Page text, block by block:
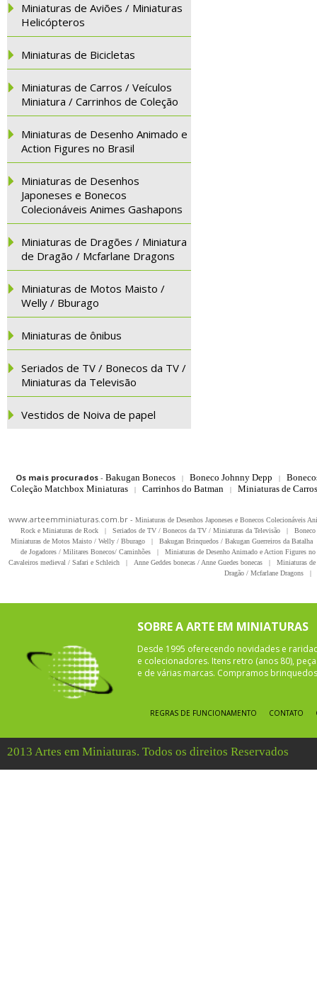
Miniaturas de Aviões / Miniaturas
Helicópteros
Miniaturas de Bicicletas
Miniaturas de Carros / Veículos
Miniatura / Carrinhos de Coleção
Miniaturas de Desenho Animado e
Action Figures no Brasil
Miniaturas de Desenhos
Japoneses e Bonecos
Colecionáveis Animes Gashapons
Miniaturas de Dragões / Miniatura
de Dragão / Mcfarlane Dragons
Miniaturas de Motos Maisto /
Welly / Bburago
Miniaturas de ônibus
Seriados de TV / Bonecos da TV /
Miniaturas da Televisão
Vestidos de Noiva de papel
Os mais procurados- Bakugan Bonecos | Boneco Johnny Depp |
Coleção Matchbox Miniaturas
| Carrinhos do Batman | Miniaturas de
www.arteemminiaturas.com.br - Miniaturas de Desenhos Japoneses e Bonecos Colecionáveis
Rock e Miniaturas de Rock
| Seriados de TV / Bonecos da TV / Miniaturas da Televisão |
Miniaturas de Motos Maisto / Welly / Bburago
| Bakugan Brinquedos / Bakugan Guerreiros da Batalha
de Jogadores / Militares Bonecos/ Caminhões
|
Miniaturas de Desenho Animado e Action Figures
Cavaleiros medieval / Safari e Schleich
| Anne Geddes bonecas / Anne Guedes bonecas |
Miniaturas
Dragão / Mcfarlane Dragons
|
SOBRE A ARTE EM MINIATURAS
Desde 1995 oferecendo novidades e
e colecionadores. Itens retro (anos 80),
e de várias marcas. Compramos
REGRAS DE FUNCIONAMENTO CONTATO
2013 Artes em Miniaturas. Todos os direitos Reservados